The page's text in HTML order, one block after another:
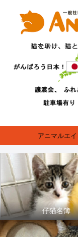
アニマルエ
仔猫名簿